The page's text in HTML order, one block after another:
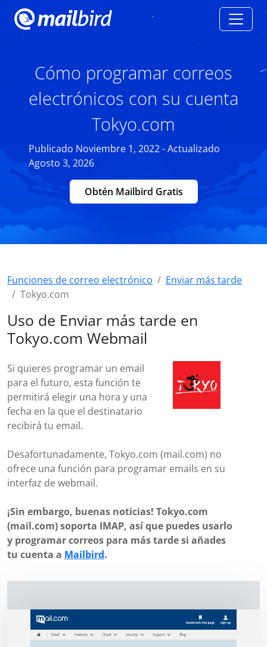
Cómo programar correos
electrónicos con su cuenta
Tokyo.com
Publicado Noviembre 1, 2022 - Actualizado
Agosto 3, 2026
Obtén Mailbird Gratis
Funciones de correo electrónico
Enviar más tarde
Tokyo.com
Uso de Enviar más tarde en
Tokyo.com Webmail
Si quieres programar un email
para el futuro, esta función te
permitirá elegir una hora y una
fecha en la que el destinatario
recibirá tu email.
Desafortunadamente, Tokyo.com (mail.com) no
ofrece una función para programar emails en su
interfaz de webmail.
¡Sin embargo, buenas noticias! Tokyo.com
(mail.com) soporta IMAP, así que puedes usarlo
y programar correos para más tarde si añades
tu cuenta a Mailbird.